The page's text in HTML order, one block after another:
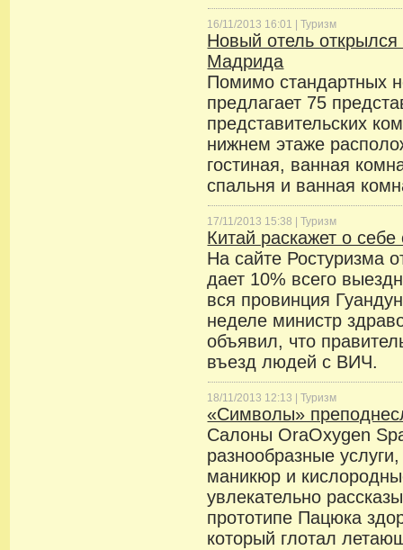
16/11/2013 16:01 |Туризм
Новый отель
Мадрида
Помимо стандартных
предлагает 75
представительских
нижнем этаже
гостиная, ванная
спальня и ванная
17/11/2013 15:38 |Туризм
Китай раскажет о себе
На сайте Ростуризма
дает 10% всего
вся провинция
неделе министр
объявил, что
въезд людей с ВИЧ.
18/11/2013 12:13 |Туризм
«Символы»
Салоны OraOxygen
разнообразные
маникюр и
увлекательно
прототипе Пацюка
который глотал